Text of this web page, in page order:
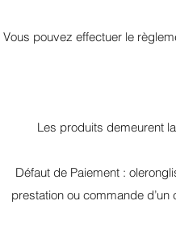
Vous pouvez effectuer le
Les produits demeurent
Défaut de Paiement :
prestation ou commande